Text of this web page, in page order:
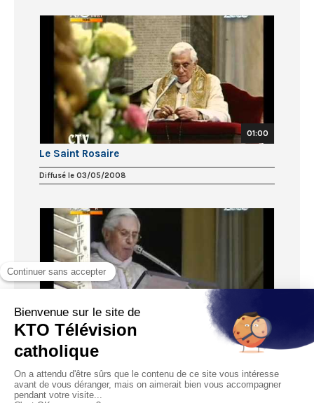
01:00
Le Saint Rosaire
Diffusé le 03/05/2008
20:00
Regina Caeli
Diffusé le 27/04/2008